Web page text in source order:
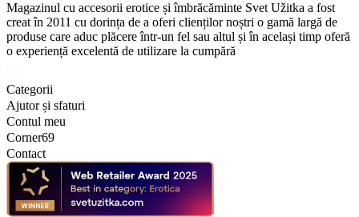
Magazinul cu accesorii erotice și îmbrăcăminte Svet Užitka a fost
creat în 2011 cu dorința de a oferi clienților noștri o gamă largă de
produse care aduc plăcere într-un fel sau altul și în același timp oferă
o experiență excelentă de utilizare la cumpără
Categorii
Ajutor și sfaturi
Contul meu
Corner69
Contact